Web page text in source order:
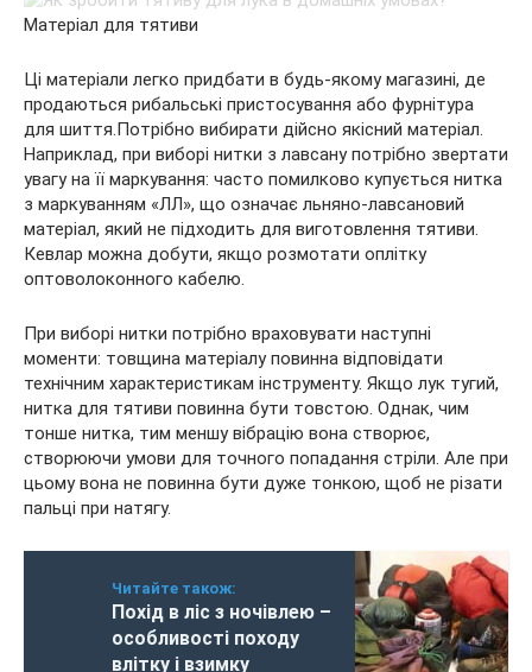
Матеріал для тятиви
Ці матеріали легко придбати в будь-якому магазині, де
продаються рибальські пристосування або фурнітура
для шиття.Потрібно вибирати дійсно якісний матеріал.
Наприклад, при виборі нитки з лавсану потрібно звертати
увагу на її маркування: часто помилково купується нитка
з маркуванням «ЛЛ», що означає льняно-лавсановий
матеріал, який не підходить для виготовлення тятиви.
Кевлар можна добути, якщо розмотати оплітку
оптоволоконного кабелю.
При виборі нитки потрібно враховувати наступні
моменти: товщина матеріалу повинна відповідати
технічним характеристикам інструменту. Якщо лук тугий,
нитка для тятиви повинна бути товстою. Однак, чим
тонше нитка, тим меншу вібрацію вона створює,
створюючи умови для точного попадання стріли. Але при
цьому вона не повинна бути дуже тонкою, щоб не різати
пальці при натягу.
Читайте також:
Похід в ліс з ночівлею –
особливості походу
влітку і взимку